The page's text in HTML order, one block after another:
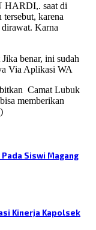
HARDI,. saat di
karena
dirawat. Karna
benar, ini sudah
Via Aplikasi WA
Camat Lubuk
memberikan
Siswi Magang
Kinerja Kapolsek